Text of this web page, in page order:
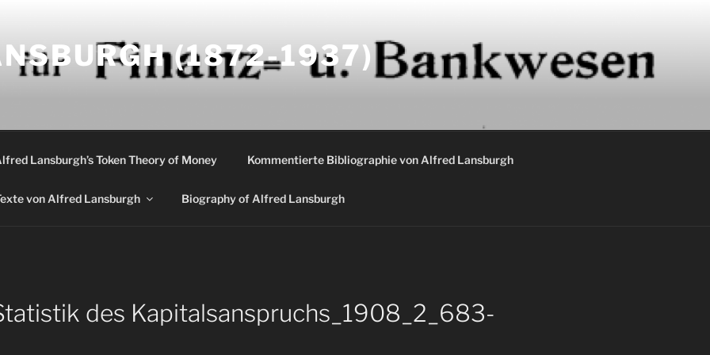
(1872-1937)
Lansburgh’s Token Theory of Money Kommentierte Bibliographie von Alfred Lansburgh
von Alfred Lansburgh Biography of Alfred Lansburgh
des Kapitalsanspruchs_1908_2_683-